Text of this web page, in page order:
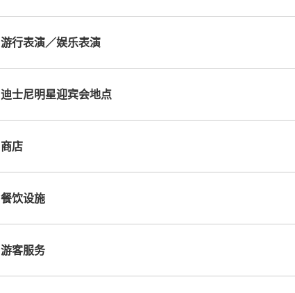
游行表演／娱乐表演
迪士尼明星迎宾会地点
商店
餐饮设施
游客服务